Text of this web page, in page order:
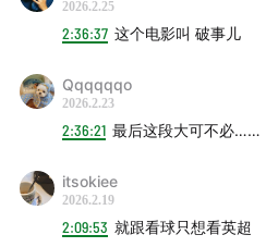
2026.2.25
2:36:37 这个电影叫 破事儿
Qqqqqqo
2026.2.23
2:36:21 最后这段大可不必……
itsokiee
2026.2.19
2:09:53 就跟看球只想看英超